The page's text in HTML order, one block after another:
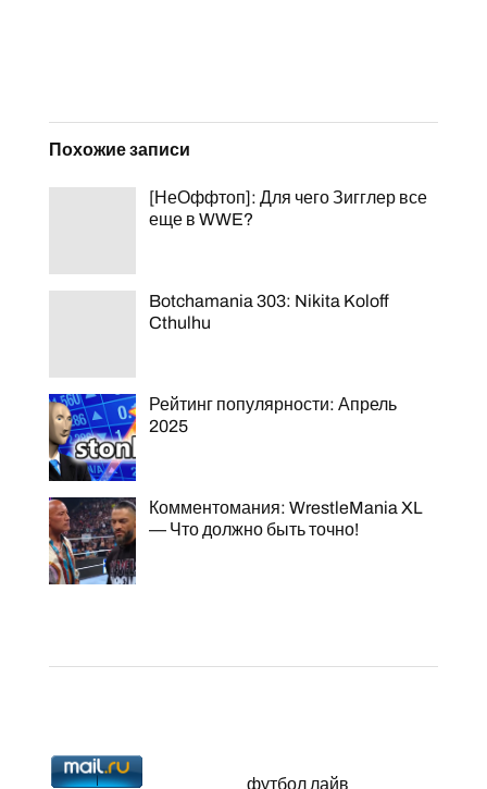
Похожие записи
[НеОффтоп]: Для чего Зигглер все
еще в WWE?
Botchamania 303: Nikita Koloff
Cthulhu
Рейтинг популярности: Апрель
2025
Комментомания: WrestleMania XL
— Что должно быть точно!
футбол лайв